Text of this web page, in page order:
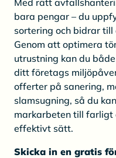
bara pengar – du
sortering och bidrar
Genom att optimera
utrustning kan du
ditt företags
offerter på sanering,
slamsugning, så du
markarbeten till
effektivt sätt.
Skicka in en gratis